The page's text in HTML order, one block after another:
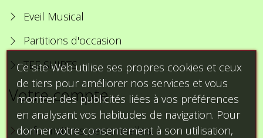
Eveil Musical
Partitions d'occasion
TEE SHIRTS
Votre compte
Informations personnelles
Ce site Web utilise ses propres cookies et ceux
de tiers pour améliorer nos services et vous
montrer des publicités liées à vos préférences
en analysant vos habitudes de navigation. Pour
donner votre consentement à son utilisation,